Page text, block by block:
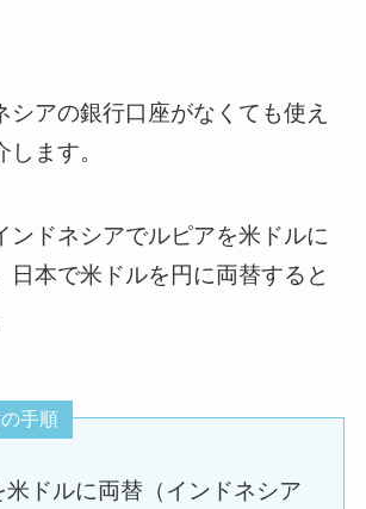
シアの銀行口座がなくても使え
ます。
ンドネシアでルピアを米ドルに
日本で米ドルを円に両替すると
手順
米ドルに両替（インドネシア